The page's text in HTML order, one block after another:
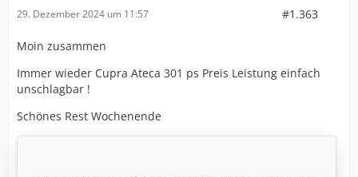
29. Dezember 2024 um 11:57 #1.363
Moin zusammen
Immer wieder Cupra Ateca 301 ps Preis Leistung einfach
unschlagbar !
Schönes Rest Wochenende